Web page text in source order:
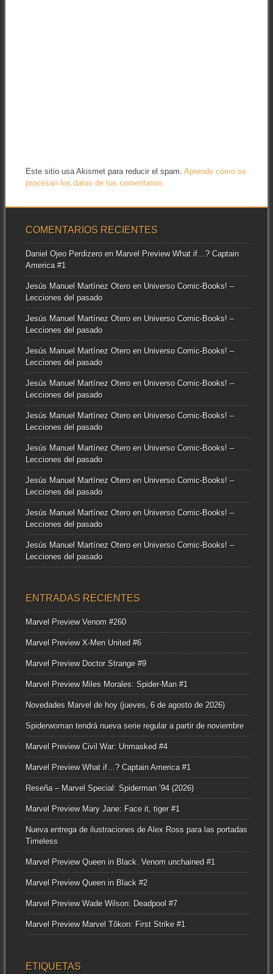
Este sitio usa Akismet para reducir el spam. Aprende cómo se
procesan los datos de tus comentarios.
COMENTARIOS RECIENTES
Daniel Ojeo Perdizeroen Marvel Preview What if…? Captain
America #1
Jesús Manuel Martínez Oteroen Universo Comic-Books! –
Lecciones del pasado
Jesús Manuel Martínez Oteroen Universo Comic-Books! –
Lecciones del pasado
Jesús Manuel Martínez Oteroen Universo Comic-Books! –
Lecciones del pasado
Jesús Manuel Martínez Oteroen Universo Comic-Books! –
Lecciones del pasado
Jesús Manuel Martínez Oteroen Universo Comic-Books! –
Lecciones del pasado
Jesús Manuel Martínez Oteroen Universo Comic-Books! –
Lecciones del pasado
Jesús Manuel Martínez Oteroen Universo Comic-Books! –
Lecciones del pasado
Jesús Manuel Martínez Oteroen Universo Comic-Books! –
Lecciones del pasado
Jesús Manuel Martínez Oteroen Universo Comic-Books! –
Lecciones del pasado
ENTRADAS RECIENTES
Marvel Preview Venom #260
Marvel Preview X-Men United #6
Marvel Preview Doctor Strange #9
Marvel Preview Miles Morales: Spider-Man #1
Novedades Marvel de hoy (jueves, 6 de agosto de 2026)
Spiderwoman tendrá nueva serie regular a partir de noviembre
Marvel Preview Civil War: Unmasked #4
Marvel Preview What if…? Captain America #1
Reseña – Marvel Special: Spiderman ’94 (2026)
Marvel Preview Mary Jane: Face it, tiger #1
Nueva entrega de ilustraciones de Alex Ross para las portadas
Timeless
Marvel Preview Queen in Black. Venom unchained #1
Marvel Preview Queen in Black #2
Marvel Preview Wade Wilson: Deadpool #7
Marvel Preview Marvel Tôkon: First Strike #1
ETIQUETAS